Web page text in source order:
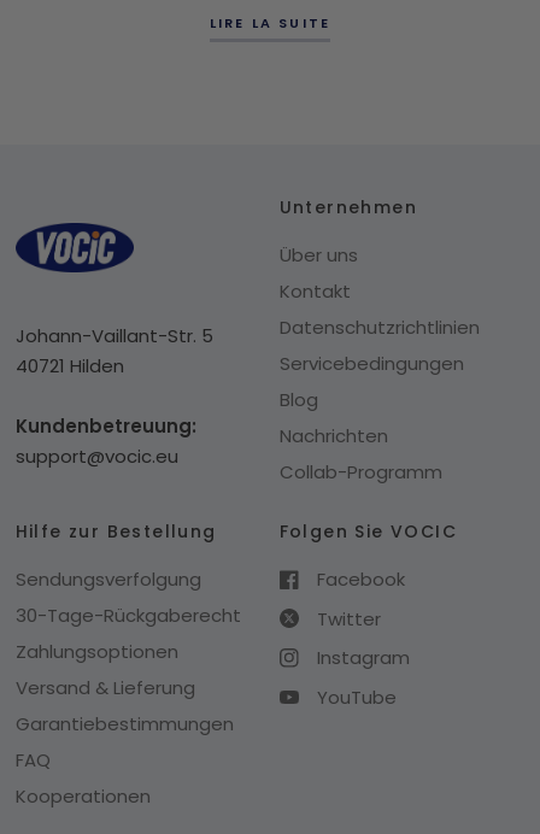
LIRE LA SUITE
Johann-Vaillant-Str. 5
40721 Hilden
Kundenbetreuung:
support@vocic.eu
Unternehmen
Über uns
Kontakt
Datenschutzrichtlinien
Servicebedingungen
Blog
Nachrichten
Collab-Programm
Hilfe zur Bestellung
Sendungsverfolgung
30-Tage-Rückgaberecht
Zahlungsoptionen
Versand & Lieferung
Garantiebestimmungen
FAQ
Kooperationen
Folgen Sie VOCIC
Facebook
Twitter
Instagram
YouTube